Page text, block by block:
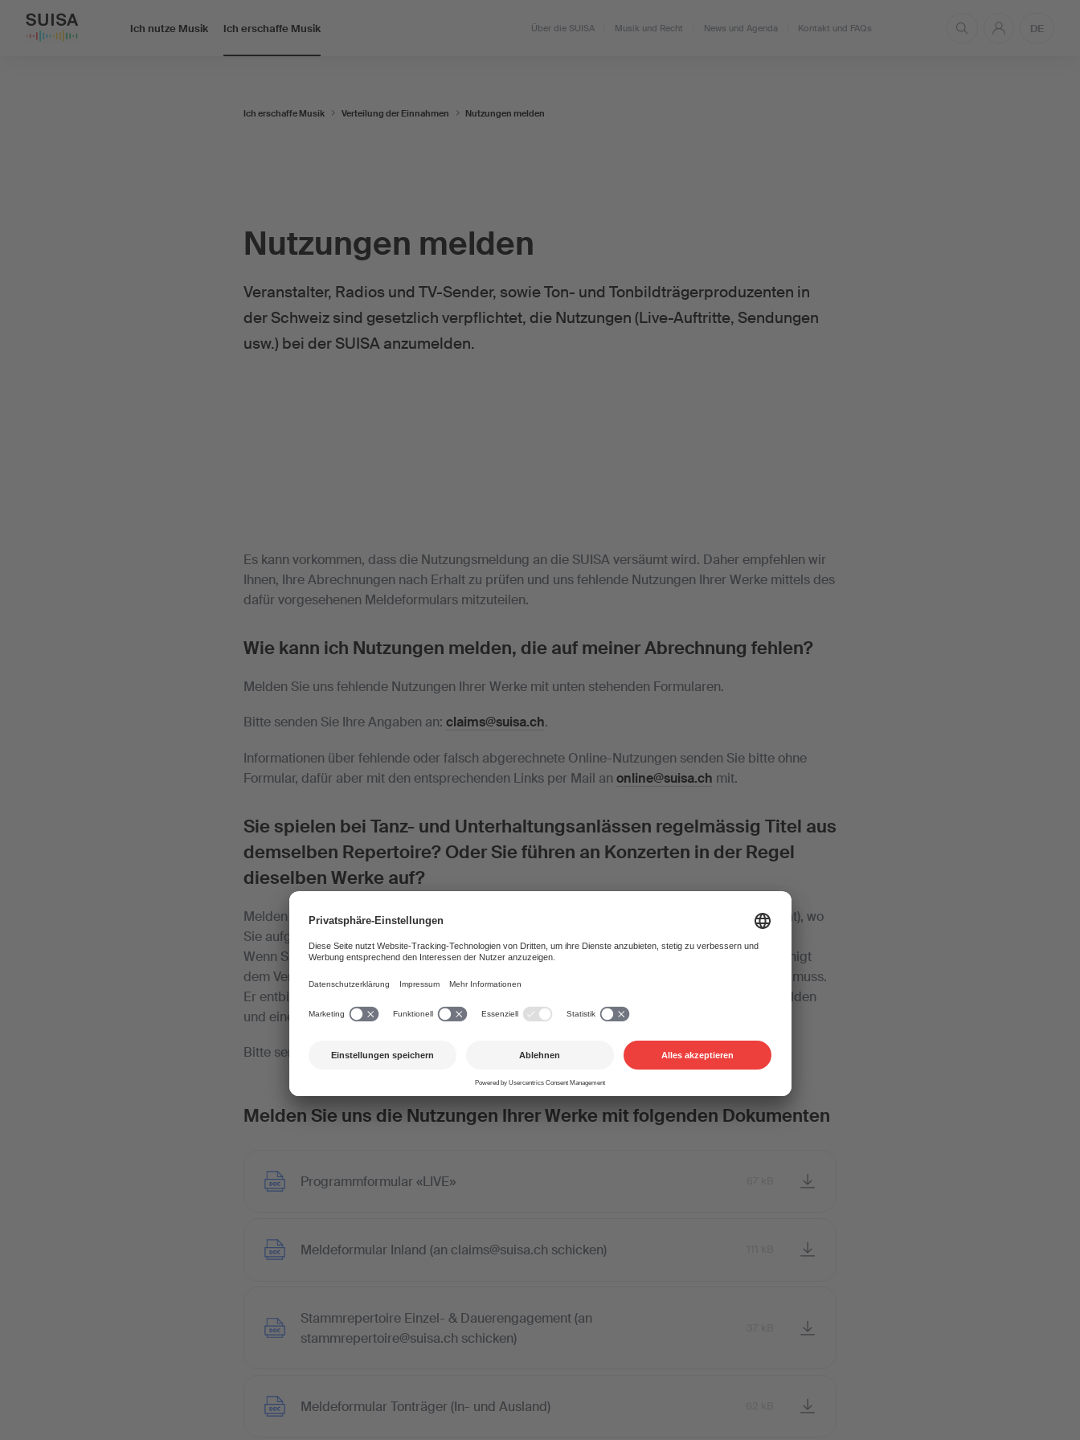
Ich nutze Musik Ich erschaffe Musik Über die SUISA Musik und Recht News und Agenda Kontakt und FAQs DE
Nutzungen melden
Veranstalter, Radios und TV-Sender, sowie Ton- und Tonbildträgerproduzenten in
der Schweiz sind gesetzlich verpflichtet, die Nutzungen (Live-Auftritte, Sendungen
usw.) bei der SUISA anzumelden.
Ich erschaffe Musik Verteilung der Einnahmen Nutzungen melden
Es kann vorkommen, dass die Nutzungsmeldung an die SUISA versäumt wird. Daher empfehlen wir
Ihnen, Ihre Abrechnungen nach Erhalt zu prüfen und uns fehlende Nutzungen Ihrer Werke mittels des
dafür vorgesehenen Meldeformulars mitzuteilen.
Wie kann ich Nutzungen melden, die auf meiner Abrechnung fehlen?
Melden Sie uns fehlende Nutzungen Ihrer Werke mit unten stehenden Formularen.
Bitte senden Sie Ihre Angaben an: claims@suisa.ch.
Informationen über fehlende oder falsch abgerechnete Online-Nutzungen senden Sie bitte ohne
Formular, dafür aber mit den entsprechenden Links per Mail an online@suisa.ch mit.
Sie spielen bei Tanz- und Unterhaltungsanlässen regelmässig Titel aus
demselben Repertoire? Oder Sie führen an Konzerten in der Regel
dieselben Werke auf?
Melden Sie uns regelmässig Ihr Repertoire und teilen Sie uns mit (am besten einmal pro Monat), wo
Sie aufgetreten sind.
Wenn Sie uns ein Stammrepertoire einreichen, erhalten Sie einen SUISA-Ausweis. Er bescheinigt
dem Veranstalter, dass er sich nicht um das Verzeichnis der gespielten Musikwerke kümmern muss.
Er entbindet den Veranstalter jedoch nicht von der Pflicht, seine Anlässe bei der SUISA zu melden
und eine Entschädigung zugunsten der Urheber zu bezahlen.
Bitte senden Sie Ihre Angaben an: stammrepertoire@suisa.ch
Melden Sie uns die Nutzungen Ihrer Werke mit folgenden Dokumenten
Programmformular «LIVE»
Meldeformular Inland (an claims@suisa.ch schicken)
Stammrepertoire Einzel- & Dauerengagement (an
stammrepertoire@suisa.ch schicken)
Meldeformular Tonträger (In- und Ausland)